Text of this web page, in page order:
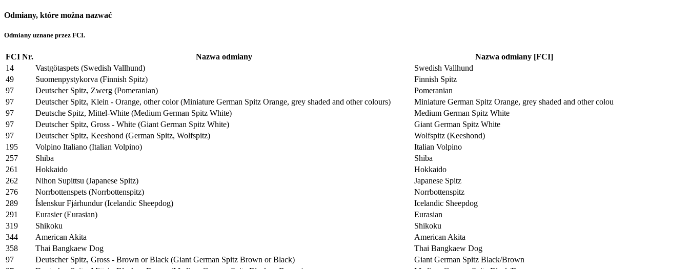
Odmiany, które można nazwać
Odmiany uznane przez FCI.
FCI Nr. Nazwa odmiany
Nazwa odmiany [FCI]
14
Vastgötaspets (Swedish Vallhund)
Swedish Vallhund
49
Suomenpystykorva (Finnish Spitz)
Finnish Spitz
97
Deutscher Spitz, Zwerg (Pomeranian)
Pomeranian
97
Deutscher Spitz, Klein - Orange, other color (Miniature German Spitz Orange, grey shaded and other colours)
Miniature German Spitz Orange, grey shaded and other colou
97
Deutsche Spitz, Mittel-White (Medium German Spitz White)
Medium German Spitz White
97
Deutscher Spitz, Gross - White (Giant German Spitz White)
Giant German Spitz White
97
Deutscher Spitz, Keeshond (German Spitz, Wolfspitz)
Wolfspitz (Keeshond)
195
Volpino Italiano (Italian Volpino)
Italian Volpino
257
Shiba
Shiba
261
Hokkaido
Hokkaido
262
Nihon Supittsu (Japanese Spitz)
Japanese Spitz
276
Norrbottenspets (Norrbottenspitz)
Norrbottenspitz
289
Íslenskur Fjárhundur (Icelandic Sheepdog)
Icelandic Sheepdog
291
Eurasier (Eurasian)
Eurasian
319
Shikoku
Shikoku
344
American Akita
American Akita
358
Thai Bangkaew Dog
Thai Bangkaew Dog
97
Deutscher Spitz, Gross - Brown or Black (Giant German Spitz Brown or Black)
Giant German Spitz Black/Brown